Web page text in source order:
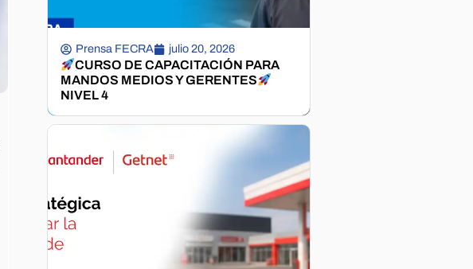
Prensa FECRA julio 20, 2026
CURSO DE CAPACITACIÓN PARA
MANDOS MEDIOS Y GERENTES
NIVEL 4